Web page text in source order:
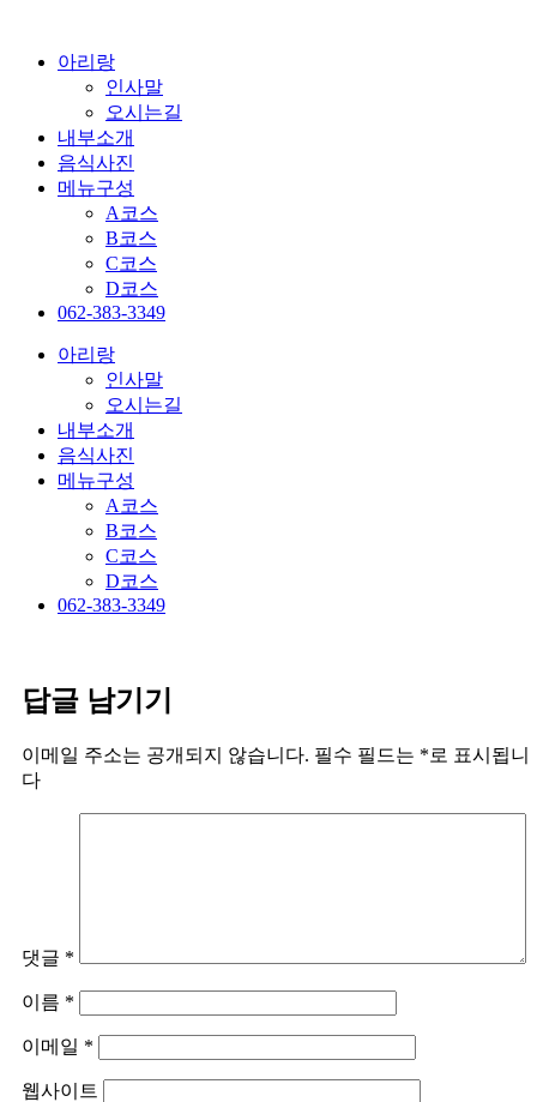
아리랑
인사말
오시는길
내부소개
음식사진
메뉴구성
A코스
B코스
C코스
D코스
062-383-3349
아리랑
인사말
오시는길
내부소개
음식사진
메뉴구성
A코스
B코스
C코스
D코스
062-383-3349
답글 남기기
이메일 주소는 공개되지 않습니다. 필수 필드는 *로 표시됩니
다
댓글 *
이름 *
이메일 *
웹사이트